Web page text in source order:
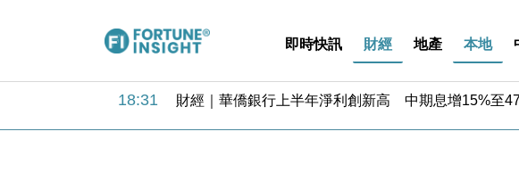
即時快訊 財經 地產 本地
18:31 財經｜華僑銀行上半年淨利創新高 中期息增15%至47
16:47